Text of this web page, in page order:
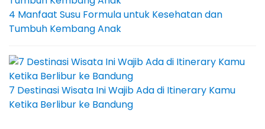
4 Manfaat Susu Formula untuk Kesehatan dan
Tumbuh Kembang Anak
7 Destinasi Wisata Ini Wajib Ada di Itinerary Kamu
Ketika Berlibur ke Bandung